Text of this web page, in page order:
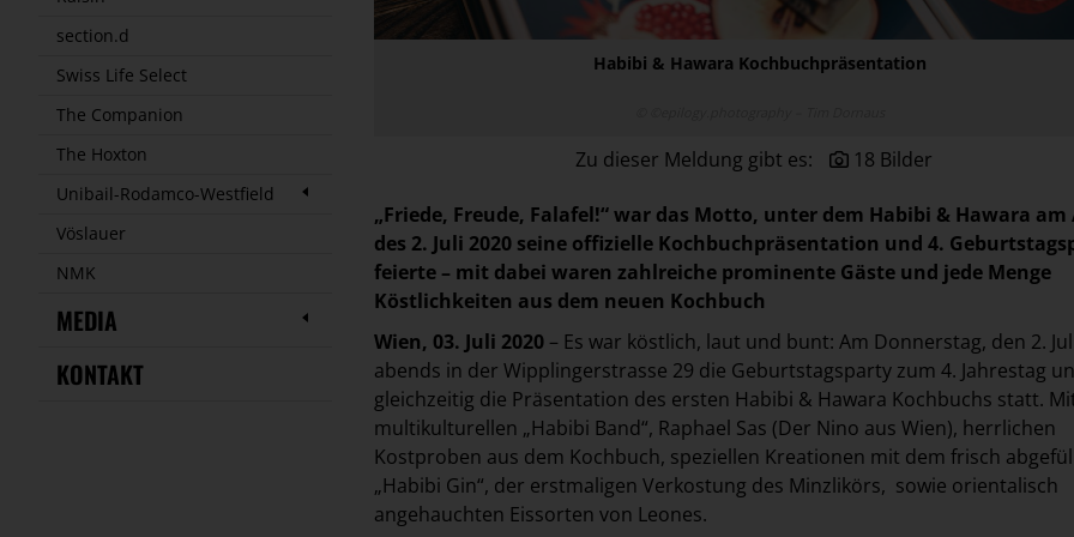
section.d
Swiss Life Select
The Companion
The Hoxton
Unibail-Rodamco-Westfield
Vöslauer
NMK
MEDIA
KONTAKT
Habibi & Hawara Kochbuchpräsentation
Zu dieser Meldung gibt es: 18 Bilder
„Friede, Freude, Falafel!“ war das Motto, unter dem Habibi & Hawara am
des 2. Juli 2020 seine offizielle Kochbuchpräsentation und 4.
feierte – mit dabei waren zahlreiche prominente Gäste und jede Menge
Köstlichkeiten aus dem neuen Kochbuch
Wien, 03. Juli 2020 – Es war köstlich, laut und bunt: Am Donnerstag, den 2.
abends in der Wipplingerstrasse 29 die Geburtstagsparty zum 4. Jahrestag
gleichzeitig die Präsentation des ersten Habibi & Hawara Kochbuchs statt.
multikulturellen „Habibi Band“, Raphael Sas (Der Nino aus Wien), herrlichen
Kostproben aus dem Kochbuch, speziellen Kreationen mit dem frisch
„Habibi Gin“, der erstmaligen Verkostung des Minzlikörs, sowie orientalisch
angehauchten Eissorten von Leones.